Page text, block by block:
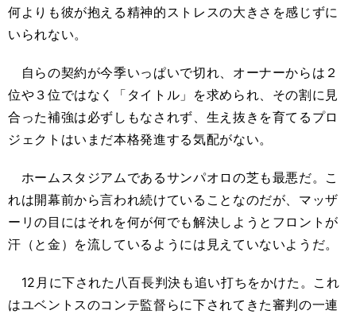
何よりも彼が抱える精神的ストレスの大きさを感じずに
いられない。
自らの契約が今季いっぱいで切れ、オーナーからは２
位や３位ではなく「タイトル」を求められ、その割に見
合った補強は必ずしもなされず、生え抜きを育てるプロ
ジェクトはいまだ本格発進する気配がない。
ホームスタジアムであるサンパオロの芝も最悪だ。こ
れは開幕前から言われ続けていることなのだが、マッザ
ーリの目にはそれを何が何でも解決しようとフロントが
汗（と金）を流しているようには見えていないようだ。
12月に下された八百長判決も追い打ちをかけた。これ
はユベントスのコンテ監督らに下されてきた審判の一連